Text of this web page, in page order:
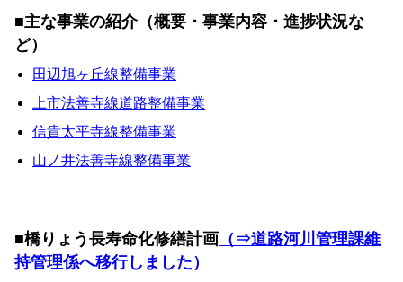
■主な事業の紹介（概要・事業内容・進捗状況な
ど）
田辺旭ヶ丘線整備事業
上市法善​寺線道路整備事業
信貴太平寺線整備事業
山ノ井法善寺線整備事業
■橋りょう長寿命化修繕計画 （⇒道路河川管理課維
持管理係へ移行しました）